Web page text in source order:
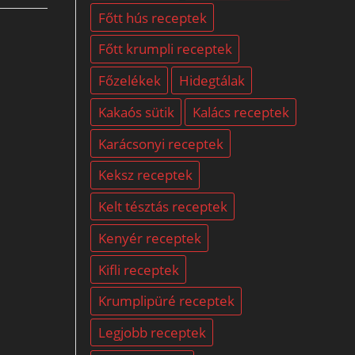
Főtt hús receptek
Főtt krumpli receptek
Főzelékek
Hidegtálak
Kakaós sütik
Kalács receptek
Karácsonyi receptek
Keksz receptek
Kelt tésztás receptek
Kenyér receptek
Kifli receptek
Krumplipüré receptek
Legjobb receptek